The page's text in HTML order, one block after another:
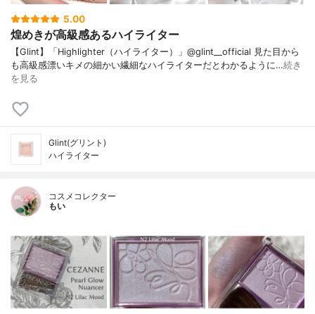
5.00
煌めきが高級感あるハイライター
【Glint】「Highlighter（ハイライター）」@glint__official 見た目から
も高級感漂いキメの細かい繊細なハイライターだとわかるように…続き
を見る
Glint(グリント)
ハイライター
コスメコレクター
もい